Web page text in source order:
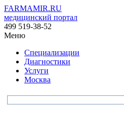
FARMAMIR.RU
медицинский портал
499 519-38-52
Меню
Специализации
Диагностики
Услуги
Москва